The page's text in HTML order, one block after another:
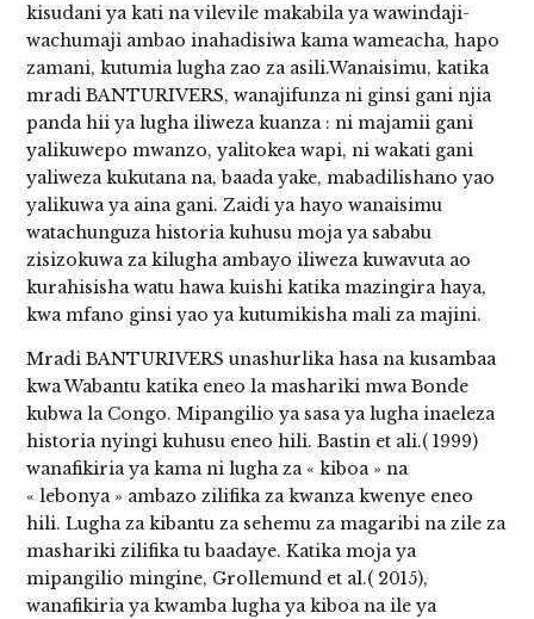
kisudani ya kati na vilevile makabila ya wawindaji-
wachumaji ambao inahadisiwa kama wameacha, hapo
zamani, kutumia lugha zao za asili.Wanaisimu, katika
mradi BANTURIVERS, wanajifunza ni ginsi gani njia
panda hii ya lugha iliweza kuanza : ni majamii gani
yalikuwepo mwanzo, yalitokea wapi, ni wakati gani
yaliweza kukutana na, baada yake, mabadilishano yao
yalikuwa ya aina gani. Zaidi ya hayo wanaisimu
watachunguza historia kuhusu moja ya sababu
zisizokuwa za kilugha ambayo iliweza kuwavuta ao
kurahisisha watu hawa kuishi katika mazingira haya,
kwa mfano ginsi yao ya kutumikisha mali za majini.
Mradi BANTURIVERS unashurlika hasa na kusambaa
kwa Wabantu katika eneo la mashariki mwa Bonde
kubwa la Congo. Mipangilio ya sasa ya lugha inaeleza
historia nyingi kuhusu eneo hili. Bastin et ali.( 1999)
wanafikiria ya kama ni lugha za « kiboa » na
« lebonya » ambazo zilifika za kwanza kwenye eneo
hili. Lugha za kibantu za sehemu za magaribi na zile za
mashariki zilifika tu baadaye. Katika moja ya
mipangilio mingine, Grollemund et al.( 2015),
wanafikiria ya kwamba lugha ya kiboa na ile ya